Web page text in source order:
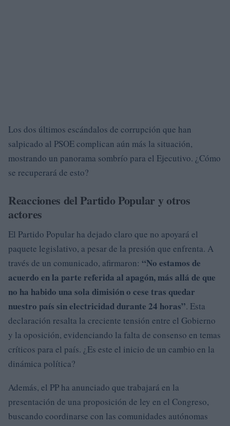
Los dos últimos escándalos de corrupción que han
salpicado al PSOE complican aún más la situación,
mostrando un panorama sombrío para el Ejecutivo. ¿Cómo
se recuperará de esto?
Reacciones del Partido Popular y otros
actores
El Partido Popular ha dejado claro que no apoyará el
paquete legislativo, a pesar de la presión que enfrenta. A
través de un comunicado, afirmaron: “No estamos de
acuerdo en la parte referida al apagón, más allá de que
no ha habido una sola dimisión o cese tras quedar
nuestro país sin electricidad durante 24 horas”. Esta
declaración resalta la creciente tensión entre el Gobierno
y la oposición, evidenciando la falta de consenso en temas
críticos para el país. ¿Es este el inicio de un cambio en la
dinámica política?
Además, el PP ha anunciado que trabajará en la
presentación de una proposición de ley en el Congreso,
buscando coordinarse con las comunidades autónomas